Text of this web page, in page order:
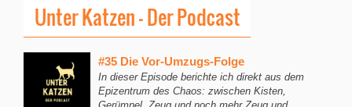
Unter Katzen - Der Podcast
#35 Die Vor-Umzugs-Folge
In dieser Episode berichte ich direkt aus dem
Epizentrum des Chaos: zwischen Kisten,